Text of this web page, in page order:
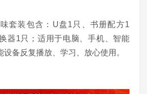
套装包含：U盘1只、书册配方1
器1只；适用于电脑、手机、智能
设备反复播放、学习、放心使用。